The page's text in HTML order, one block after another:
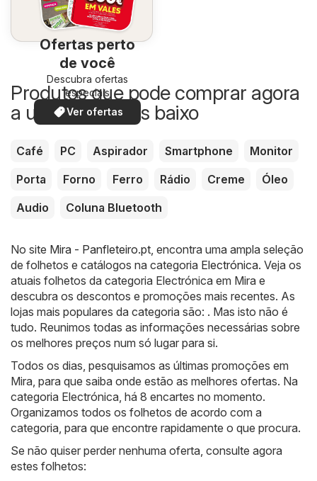
Ofertas perto
de você
Descubra ofertas
especiais
Ver ofertas
Produtos que pode comprar agora
a um preço mais baixo
Café PC Aspirador Smartphone
Monitor
Porta
Forno Ferro Rádio Creme
Óleo
Audio
Coluna Bluetooth
No site Mira - Panfleteiro.pt, encontra uma ampla seleção
de folhetos e catálogos na categoria Electrónica. Veja os
atuais folhetos da categoria Electrónica em Mira e
descubra os descontos e promoções mais recentes. As
lojas mais populares da categoria são: . Mas isto não é
tudo. Reunimos todas as informações necessárias sobre
os melhores preços num só lugar para si.
Todos os dias, pesquisamos as últimas promoções em
Mira, para que saiba onde estão as melhores ofertas. Na
categoria Electrónica, há 8 encartes no momento.
Organizamos todos os folhetos de acordo com a
categoria, para que encontre rapidamente o que procura.
Se não quiser perder nenhuma oferta, consulte agora
estes folhetos: